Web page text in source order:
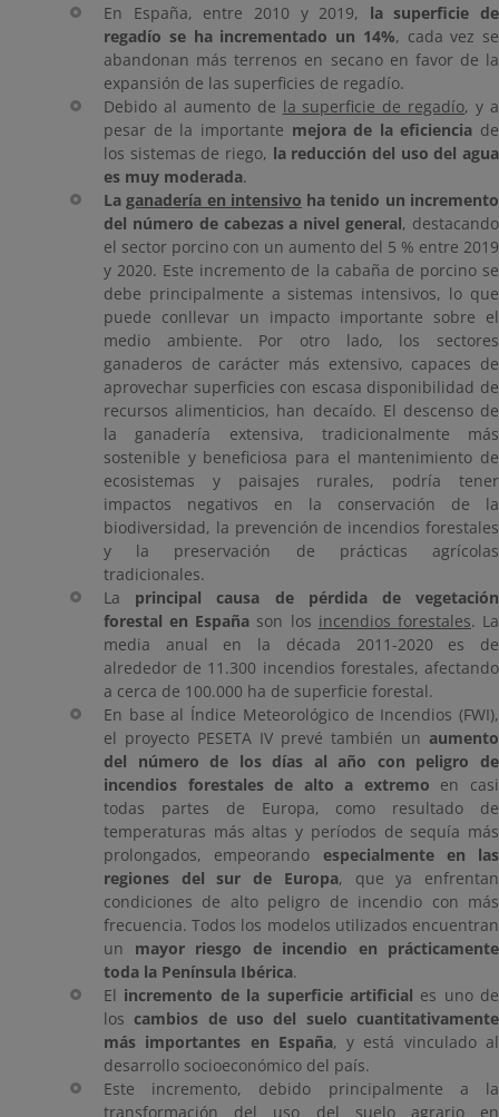
En España, entre 2010 y 2019, la superficie de
regadío se ha incrementado un 14%, cada vez se
abandonan más terrenos en secano en favor de la
expansión de las superficies de regadío.
Debido al aumento de la superficie de regadío, y a
pesar de la importante mejora de la eficiencia de
los sistemas de riego, la reducción del uso del agua
es muy moderada.
Laganadería en intensivo ha tenido un incremento
del número de cabezas a nivel general, destacando
el sector porcino con un aumento del 5 % entre 2019
y 2020. Este incremento de la cabaña de porcino se
debe principalmente a sistemas intensivos, lo que
puede conllevar un impacto importante sobre el
medio ambiente. Por otro lado, los sectores
ganaderos de carácter más extensivo, capaces de
aprovechar superficies con escasa disponibilidad de
recursos alimenticios, han decaído. El descenso de
la ganadería extensiva, tradicionalmente más
sostenible y beneficiosa para el mantenimiento de
ecosistemas y paisajes rurales, podría tener
impactos negativos en la conservación de la
biodiversidad, la prevención de incendios forestales
y la preservación de prácticas agrícolas
tradicionales.
La principal causa de pérdida de vegetación
forestal en España son los incendios forestales. La
media anual en la década 2011-2020 es de
alrededor de 11.300 incendios forestales, afectando
a cerca de 100.000 ha de superficie forestal.
En base al Índice Meteorológico de Incendios (FWI),
el proyecto PESETA IV prevé también un aumento
del número de los días al año con peligro de
incendios forestales de alto a extremo en casi
todas partes de Europa, como resultado de
temperaturas más altas y períodos de sequía más
prolongados, empeorando especialmente en las
regiones del sur de Europa, que ya enfrentan
condiciones de alto peligro de incendio con más
frecuencia. Todos los modelos utilizados encuentran
un mayor riesgo de incendio en prácticamente
toda la Península Ibérica.
El incremento de la superficie artificial es uno de
los cambios de uso del suelo cuantitativamente
más importantes en España, y está vinculado al
desarrollo socioeconómico del país.
Este incremento, debido principalmente a la
transformación del uso del suelo agrario en